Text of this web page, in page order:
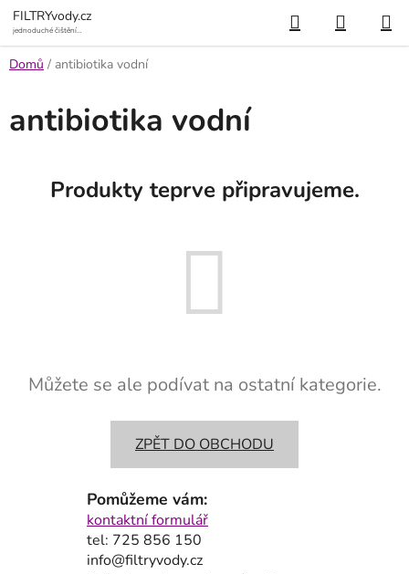
Přejít
na
obsah
FILTRYvody.cz
jednoduché čištění
Hledat
KOŠÍK
Domů / antibiotika vodní
antibiotika vodní
Produkty teprve připravujeme.
Můžete se ale podívat na ostatní kategorie.
ZPĚT DO OBCHODU
Pomůžeme vám:
kontaktní formulář
tel: 725 856 150
info@filtryvody.cz